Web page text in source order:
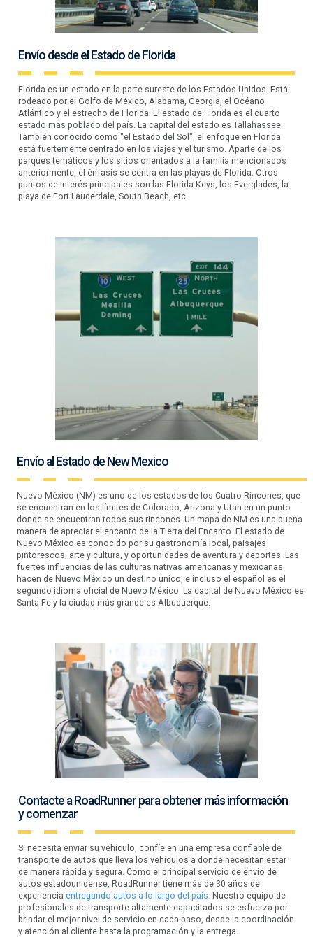
Envío desde el Estado de Florida
Florida es un estado en la parte sureste de los Estados Unidos. Está
rodeado por el Golfo de México, Alabama, Georgia, el Océano
Atlántico y el estrecho de Florida. El estado de Florida es el cuarto
estado más poblado del país. La capital del estado es Tallahassee.
También conocido como "el Estado del Sol", el enfoque en Florida
está fuertemente centrado en los viajes y el turismo. Aparte de los
parques temáticos y los sitios orientados a la familia mencionados
anteriormente, el énfasis se centra en las playas de Florida. Otros
puntos de interés principales son las Florida Keys, los Everglades, la
playa de Fort Lauderdale, South Beach, etc.
Envío al Estado de New Mexico
Nuevo México (NM) es uno de los estados de los Cuatro Rincones, que
se encuentran en los límites de Colorado, Arizona y Utah en un punto
donde se encuentran todos sus rincones. Un mapa de NM es una buena
manera de apreciar el encanto de la Tierra del Encanto. El estado de
Nuevo México es conocido por su gastronomía local, paisajes
pintorescos, arte y cultura, y oportunidades de aventura y deportes. Las
fuertes influencias de las culturas nativas americanas y mexicanas
hacen de Nuevo México un destino único, e incluso el español es el
segundo idioma oficial de Nuevo México. La capital de Nuevo México es
Santa Fe y la ciudad más grande es Albuquerque.
Contacte a RoadRunner para obtener más información
y comenzar
Si necesita enviar su vehículo, confíe en una empresa confiable de
transporte de autos que lleva los vehículos a donde necesitan estar
de manera rápida y segura. Como el principal servicio de envío de
autos estadounidense, RoadRunner tiene más de 30 años de
experienciaentregando autos a lo largo del país. Nuestro equipo de
profesionales de transporte altamente capacitados se esfuerza por
brindar el mejor nivel de servicio en cada paso, desde la coordinación
y atención al cliente hasta la programación y la entrega.